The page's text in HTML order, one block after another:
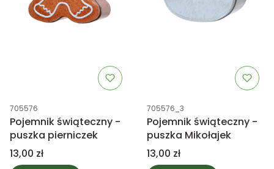
Kod produktu
705576
Pojemnik świąteczny -
puszka pierniczek
Cena
13,00 zł
Kod produktu
705576_3
Pojemnik świąteczny -
puszka Mikołajek
Cena
13,00 zł